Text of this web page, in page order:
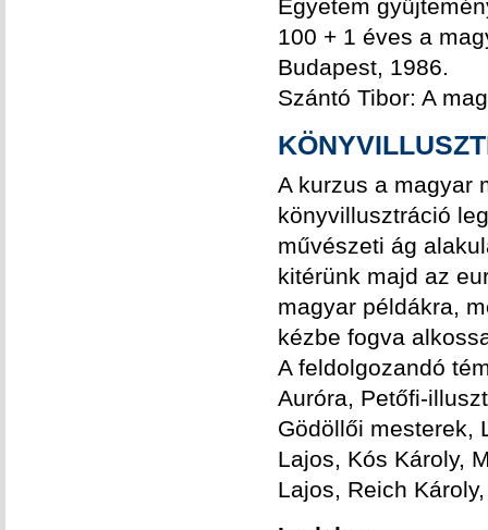
Egyetem
100 + 1 éves a
Budapest, 1986.
Szántó Tibor: A
A kurzus a magyar
könyvillusztráció
művészeti ág
kitérünk majd az
magyar példákra,
kézbe fogva
A feldolgozandó
Auróra, Petőfi-
Gödöllői mesterek,
Lajos, Kós Károly,
Lajos, Reich